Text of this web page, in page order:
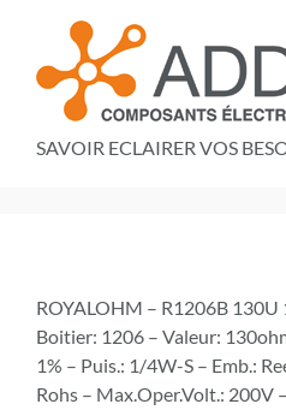
SAVOIR ECLAIRER VOS
ROYALOHM – R1206B 130U
Boitier: 1206 – Valeur:
1% – Puis.: 1/4W-S – Emb.:
Rohs – Max.Oper.Volt.: 200V